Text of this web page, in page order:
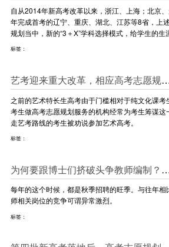
自从2014年新高考改革以来，浙江、上海；北京
年完成首考的辽宁、重庆、湖北、江苏等8省，上
规划当中，新的“3＋X”学科选择模式，给学生的生
标签：
艺考迎来重大改革，相应高考志愿
之前的艺术特长生高考由于门槛相对于纯文化课
考生做高考志愿规划服务的机构经常为考生筹谋
走艺考路线的考生被劝说参加艺术高考。
标签：
为何要跟博士们挤破头争教师编制？
每年的这个时候，都是秋季招聘的旺季。与往年
师相关岗位的竞争可谓异常激烈。
标签：